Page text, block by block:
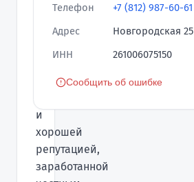
известным
и
хорошей
репутацией,
заработанной
Телефон
+7 (812) 987-60-61
Адрес
Новгородская 25
ИНН
261006075150
Сообщить об ошибке